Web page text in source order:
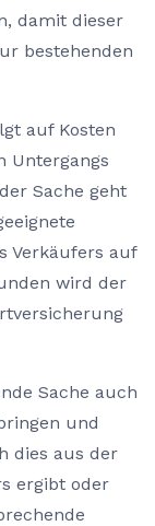
damit dieser
bestehenden
auf Kosten
Untergangs
Sache geht
Verkäufers auf
wird der
Sache auch
und
dies aus der
ergibt oder